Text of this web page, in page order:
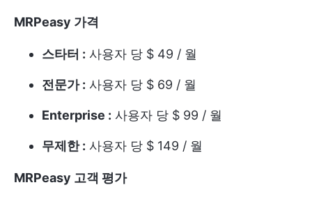
MRPeasy 가격
스타터 : 사용자 당 $ 49 / 월
전문가 : 사용자 당 $ 69 / 월
Enterprise : 사용자 당 $ 99 / 월
무제한 : 사용자 당 $ 149 / 월
MRPeasy 고객 평가